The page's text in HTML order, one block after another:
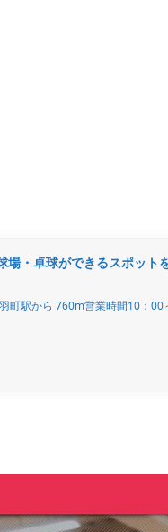
場・卓球ができるスポット
町駅から 760m営業時間10：00